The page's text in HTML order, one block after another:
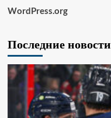
WordPress.org
Последние новости